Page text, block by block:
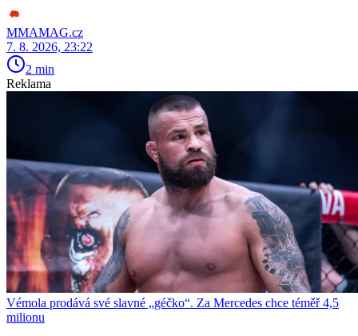
MMAMAG.cz
7. 8. 2026, 23:22
2 min
Reklama
Vémola prodává své slavné „géčko“. Za Mercedes chce téměř 4,5
milionu